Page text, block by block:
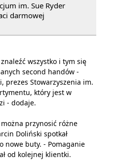
im. Sue Ryder
darmowej
wszystko i tym się
second handów -
prezes Stowarzyszenia im.
który jest w
- dodaje.
przynosić różne
Doliński spotkał
nowe buty. - Pomaganie
od kolejnej klientki.